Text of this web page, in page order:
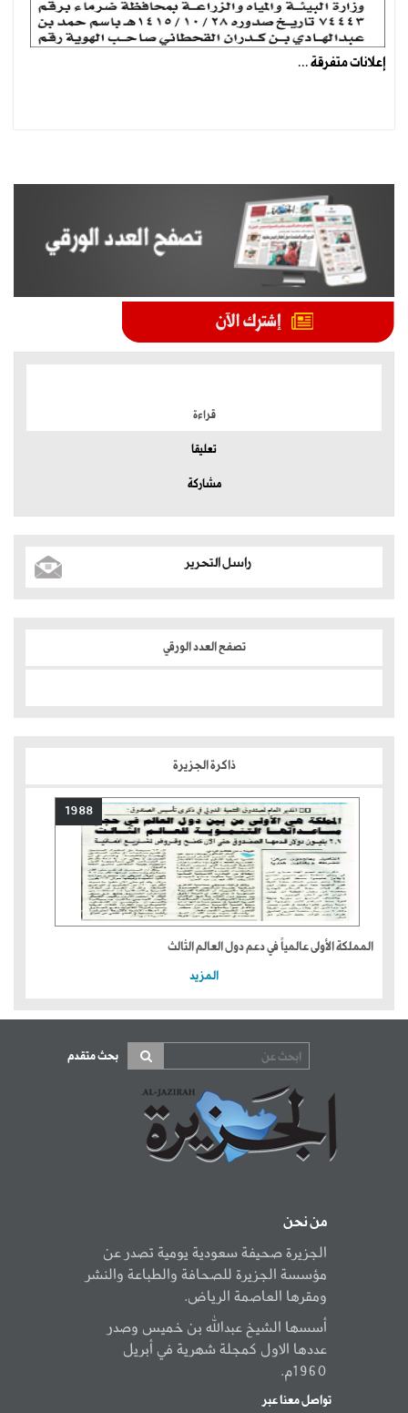
إعلانات متفرقة ...
قراءة
تعليقا
مشاركة
راسل التحرير
تصفح العدد الورقي
ذاكرة الجزيرة
1988
المملكة الأولى عالمياً في دعم دول العالم الثالث
المزيد
بحث متقدم
من نحن
الجزيرة صحيفة سعودية يومية تصدر عن
مؤسسة الجزيرة للصحافة والطباعة والنشر
ومقرها العاصمة الرياض.
أسسها الشيخ عبدالله بن خميس وصدر
عددها الاول كمجلة شهرية في أبريل
1960م.
تواصل معنا عبر